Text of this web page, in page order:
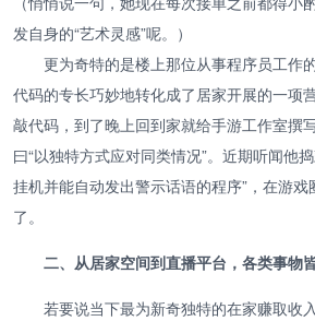
发自身的“艺术灵感”呢。）
更为奇特的是楼上那位从事程序员工作
代码的专长巧妙地转化成了居家开展的一项
敲代码，到了晚上回到家就给手游工作室撰
曰“以独特方式应对同类情况”。近期听闻他
挂机并能自动发出警示话语的程序”，在游
了。
二、从居家空间到直播平台，各类事物
若要说当下最为新奇独特的在家赚取收